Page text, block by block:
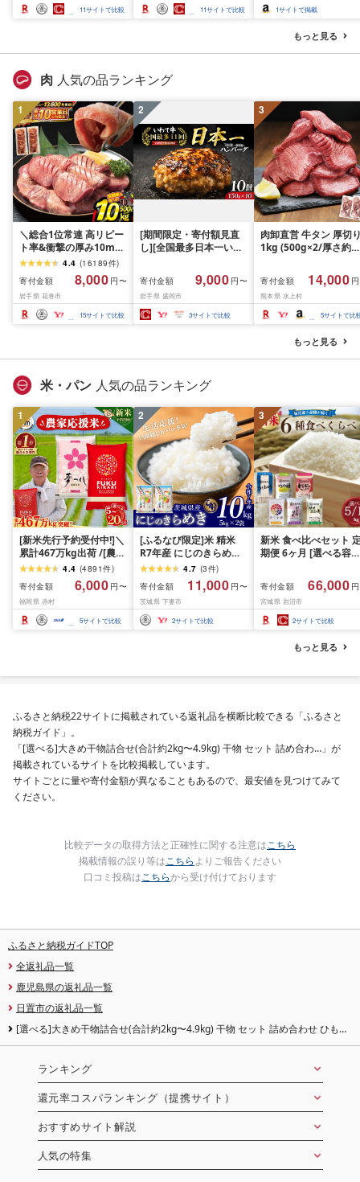
スカット フルーツ
11サイトで比較
さと納税 おすすめ 山梨
県 南アルプス市 送料無
11サイトで比較
産 2026 旬 大粒 高級
1サイトで掲載
もっと見る
肉 人気の品ランキング
1
＼総合1位常連 高リピー
ト率&衝撃の厚み10mm
厚切り牛タン 塩味/ ≪ス
ピード発送!!10営業日以
内発送≫ 選べる内容量
500g / 1kg 定期便 毎月
届く 牛肉 肉 BBQ ふるさ
と 人気 ランキング 岩手
4.4 (16189件)
寄付金額
8,000 円〜
岩手県 花巻市
15サイトで比較
2
[期間限定・寄付額見直
し][全国最多日本一いわ
1.5kg(150g×10個) いわ
て牛 × 岩中豚 ハンバー
グ 合挽き 合い挽き 黒毛
和牛 人気 冷凍 個包装 小
分け 冷凍 牛肉 豚肉 和牛
お弁当 hannba-gu ラン
手県 盛岡市 東北 岩手 盛
寄付金額 9,000 円〜
岩手県 盛岡市
3サイトで比較
3
肉卸直営 牛タン 厚切
1kg (500g×2/厚さ約
牛肉 焼肉 冷凍 スライ
業務用 バーベキュー
BBQ おつまみ ギフト
祝い お中元 夏ギフト
寄付金額 14,000
熊本県 水上村
5サイトで比
もっと見る
米・パン 人気の品ランキング
1
[新米先行予約受付中!]＼
累計467万kg出荷 /[農家
応援米]訳あり 令和7年産
令和8年産ふくきらり 夢
つくし 5kg 10kg 15kg
20kg [選べる品種・内容
量・出荷時期]複数原料
米 白米 精米 国産 限定
4.4 (4891件)
寄付金額
6,000 円〜
福岡県 赤村
5サイトで比較
2
[ふるなび限定]米 精米
R7年産 にじのきらめき
10kg 10月 FN-Limited-
4.7 (3件)
寄付金額
11,000 円〜
茨城県 下妻市
2サイトで比較
3
新米 食べ比べセット
期便 6ヶ月 [選べる容
ん つきあかり つや姫
じのきらめき だて正夢
ひとめぼれ ササニシキ
セット 銘柄米 味比べ
リエーション お楽しみ
食味 毎日の食卓 毎月
わる 色々試せる 志賀
寄付金額 66,000
宮城県 岩沼市
2サイトで比較
もっと見る
ふるさと納税22サイトに掲載されている返礼品を横断比較できる「ふるさと
納税ガイド」。
「[選べる]大きめ干物詰合せ(合計約2kg〜4.9kg) 干物 セット 詰め合わ…」が
掲載されているサイトを比較掲載しています。
サイトごとに量や寄付金額が異なることもあるので、最安値を見つけてみて
ください。
比較データの取得方法と正確性に関する注意はこちら
掲載情報の誤り等はこちらよりご報告ください
口コミ投稿はこちらから受け付けております
ふるさと納税ガイドTOP
全返礼品一覧
鹿児島県の返礼品一覧
日置市の返礼品一覧
[選べる]大きめ干物詰合せ(合計約2kg〜4.9kg) 干物 セット 詰め合わせ ひもの
ランキング
還元率コスパランキング（提携サイト）
おすすめサイト解説
人気の特集